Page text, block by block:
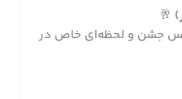
🥂
حس جشن و لحظه‌ای خاص در